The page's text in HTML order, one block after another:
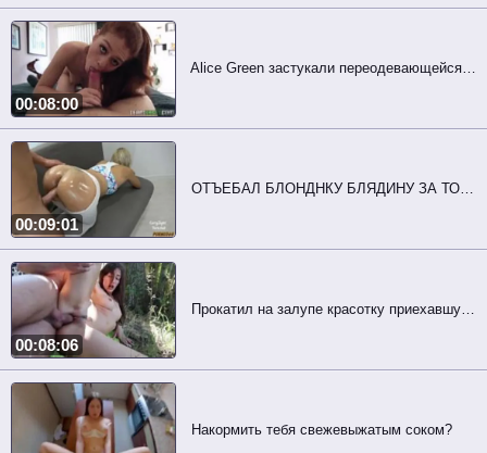
Alice Green застукали переодевающейся в ванной комнате
00:08:00
ОТЪЕБАЛ БЛОНДНКУ БЛЯДИНУ ЗА ТО, ЧТО СОБЛАЗНЯЛА ОЧКОМ
00:09:01
Прокатил на залупе красотку приехавшую глотнуть свежего воздуха
00:08:06
Накормить тебя свежевыжатым соком?